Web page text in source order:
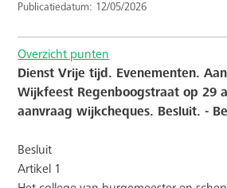
Publicatiedatum: 12/05/2026
Overzicht punten
Dienst Vrije tijd. Evenementen.
Wijkfeest Regenboogstraat op 29
aanvraag wijkcheques. Besluit. -
Besluit
Artikel 1